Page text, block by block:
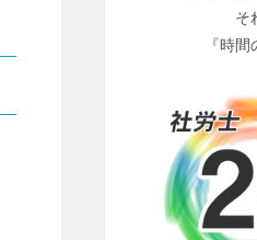
そ
『時間